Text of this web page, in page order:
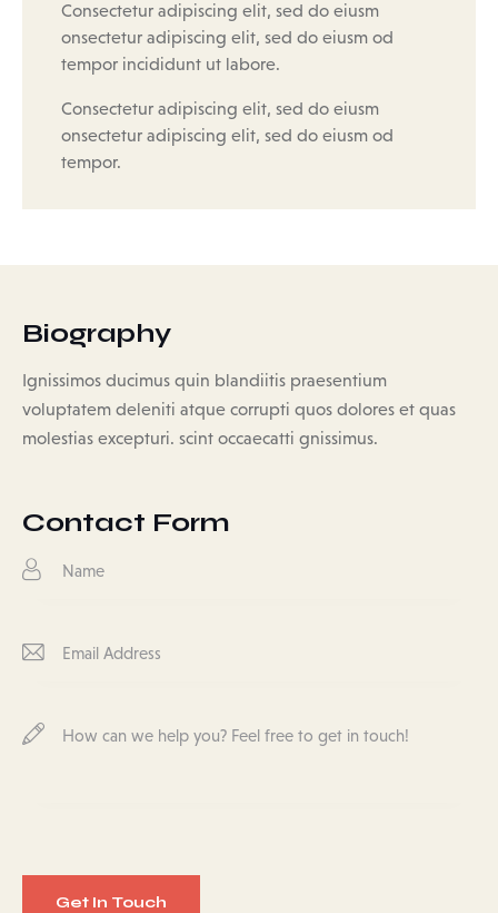
Consectetur adipiscing elit, sed do eiusm
onsectetur adipiscing elit, sed do eiusm od
tempor incididunt ut labore.
Consectetur adipiscing elit, sed do eiusm
onsectetur adipiscing elit, sed do eiusm od
tempor.
Biography
Ignissimos ducimus quin blandiitis praesentium
voluptatem deleniti atque corrupti quos dolores et quas
molestias excepturi. scint occaecatti gnissimus.
Contact Form